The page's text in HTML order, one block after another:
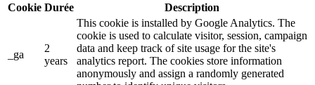
Cookie Durée Description
_ga
2
years
This cookie is installed by Google Analytics. The
cookie is used to calculate visitor, session, campaign
data and keep track of site usage for the site's
analytics report. The cookies store information
anonymously and assign a randomly generated